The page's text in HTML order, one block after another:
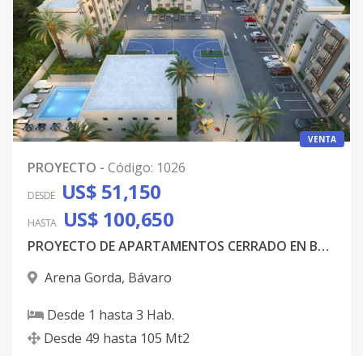
VENTA
PROYECTO - Código: 1026
DESDE US$ 51,150
HASTA US$ 100,650
PROYECTO DE APARTAMENTOS CERRADO EN BÁVARO
Arena Gorda, Bávaro
Desde 1 hasta 3 Hab.
Desde 49 hasta 105 Mt2